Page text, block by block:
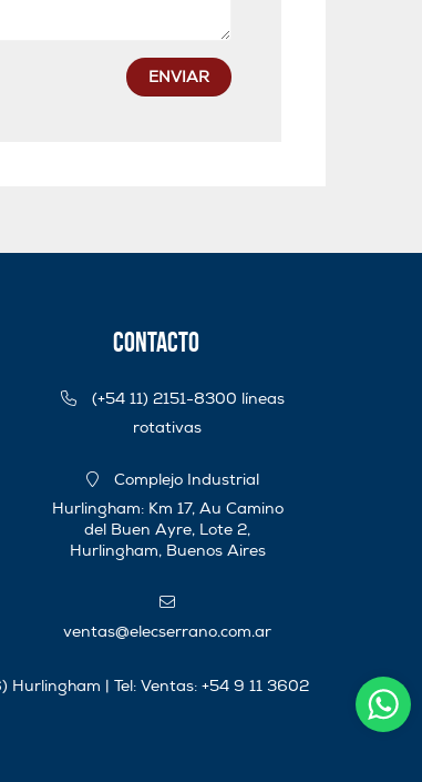
ENVIAR
Contacto
(+54 11) 2151-8300 líneas
rotativas
Complejo Industrial
Hurlingham: Km 17, Au Camino
del Buen Ayre, Lote 2,
Hurlingham, Buenos Aires
ventas@elecserrano.com.ar
Hurlingham | Tel: Ventas: +54 9 11 3602